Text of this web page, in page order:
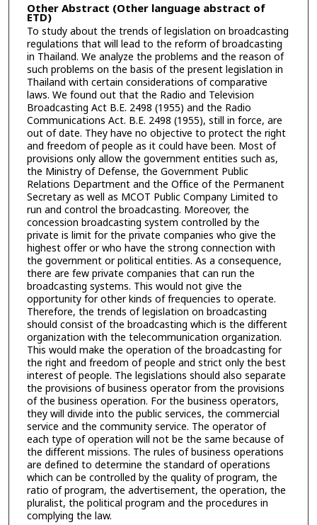
Other Abstract (Other language abstract of
ETD)
To study about the trends of legislation on broadcasting
regulations that will lead to the reform of broadcasting
in Thailand. We analyze the problems and the reason of
such problems on the basis of the present legislation in
Thailand with certain considerations of comparative
laws. We found out that the Radio and Television
Broadcasting Act B.E. 2498 (1955) and the Radio
Communications Act. B.E. 2498 (1955), still in force, are
out of date. They have no objective to protect the right
and freedom of people as it could have been. Most of
provisions only allow the government entities such as,
the Ministry of Defense, the Government Public
Relations Department and the Office of the Permanent
Secretary as well as MCOT Public Company Limited to
run and control the broadcasting. Moreover, the
concession broadcasting system controlled by the
private is limit for the private companies who give the
highest offer or who have the strong connection with
the government or political entities. As a consequence,
there are few private companies that can run the
broadcasting systems. This would not give the
opportunity for other kinds of frequencies to operate.
Therefore, the trends of legislation on broadcasting
should consist of the broadcasting which is the different
organization with the telecommunication organization.
This would make the operation of the broadcasting for
the right and freedom of people and strict only the best
interest of people. The legislations should also separate
the provisions of business operator from the provisions
of the business operation. For the business operators,
they will divide into the public services, the commercial
service and the community service. The operator of
each type of operation will not be the same because of
the different missions. The rules of business operations
are defined to determine the standard of operations
which can be controlled by the quality of program, the
ratio of program, the advertisement, the operation, the
pluralist, the political program and the procedures in
complying the law.